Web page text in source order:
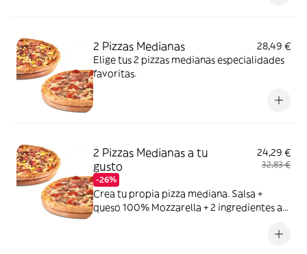
2 Pizzas Medianas
28,49 €
Elige tus 2 pizzas medianas especialidades
favoritas.
2 Pizzas Medianas a tu
gusto
-26%
24,29 €
32,83 €
Crea tu propia pizza mediana. Salsa +
queso 100% Mozzarella + 2 ingredientes a